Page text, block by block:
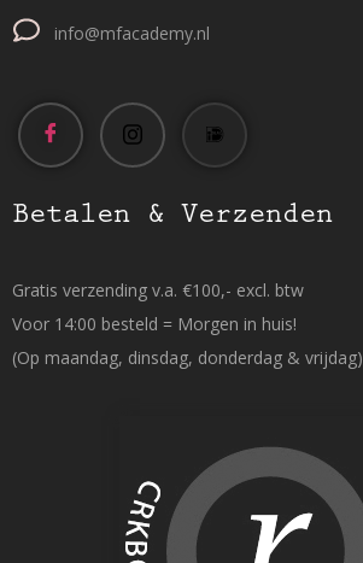
info@mfacademy.nl
Betalen & Verzenden
Gratis verzending v.a. €100,- excl. btw
Voor 14:00 besteld = Morgen in huis!
(Op maandag, dinsdag, donderdag & vrijdag)